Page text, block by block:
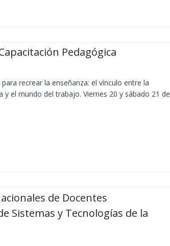
Pedagógica
recrear la enseñanza: el vínculo entre la
y el mundo del trabajo. Viernes 20 y sábado 21 de
de Docentes
Sistemas y Tecnologías de la